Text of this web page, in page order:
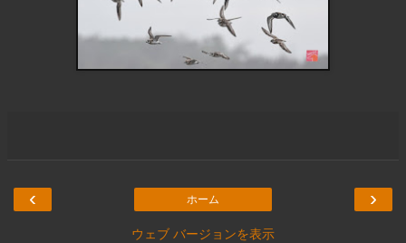
‹ ›
ホーム
ウェブ バージョンを表示